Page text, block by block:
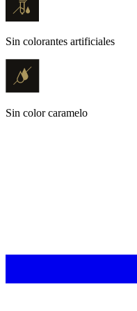
Sin colorantes artificiales
Sin color caramelo